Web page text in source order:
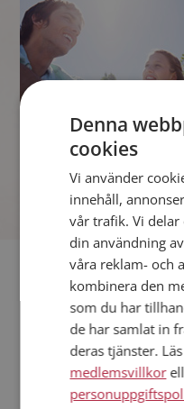
Fler singlar
Andra singlar från Gävle
Kvinnor från Gävle
Dejta kvinnor i Sverige
Dejta män i Sverige
Denna
cookies
Vi använder
innehåll,
vår trafik. Vi
din användning
våra reklam- och
kombinera den
som du har
de har samlat in
deras tjänster.
medlemsvillkor